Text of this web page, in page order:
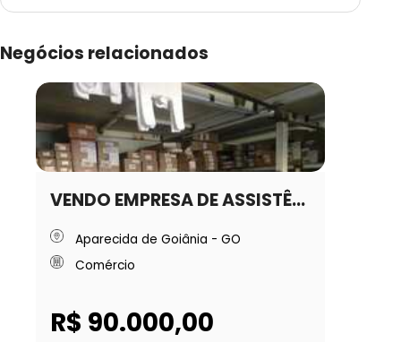
Negócios relacionados
VENDO EMPRESA DE ASSISTÊ...
Aparecida de Goiânia - GO
Comércio
R$ 90.000,00